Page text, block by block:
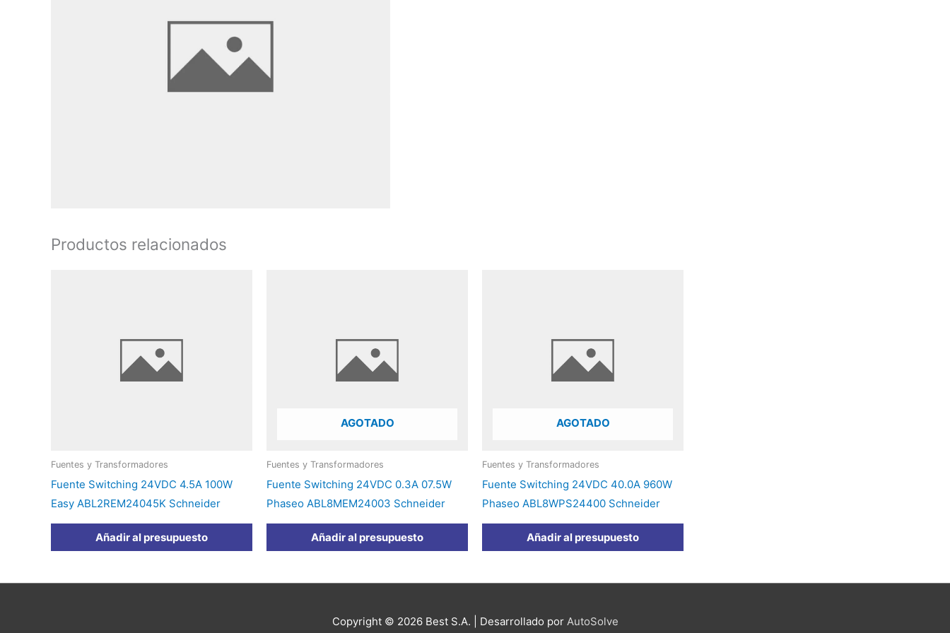
Productos relacionados
Fuentes y Transformadores
Fuente Switching 24VDC 4.5A 100W
Easy ABL2REM24045K Schneider
Añadir al presupuesto
AGOTADO
Fuentes y Transformadores
Fuente Switching 24VDC 0.3A 07.5W
Phaseo ABL8MEM24003 Schneider
Añadir al presupuesto
AGOTADO
Fuentes y Transformadores
Fuente Switching 24VDC 40.0A 960W
Phaseo ABL8WPS24400 Schneider
Añadir al presupuesto
Copyright © 2026 Best S.A. | Desarrollado por AutoSolve